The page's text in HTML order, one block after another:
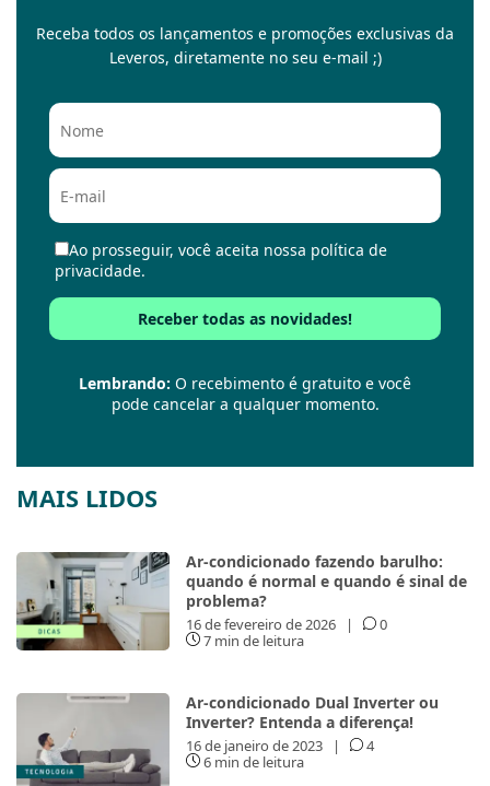
Receba todos os lançamentos e promoções exclusivas da
Leveros, diretamente no seu e-mail ;)
Ao prosseguir, você aceita nossa política de
privacidade.
Lembrando: O recebimento é gratuito e você
pode cancelar a qualquer momento.
MAIS LIDOS
Ar-condicionado fazendo barulho:
quando é normal e quando é sinal de
problema?
16 de fevereiro de 2026 |
0
7 min de leitura
Ar-condicionado Dual Inverter ou
Inverter? Entenda a diferença!
16 de janeiro de 2023 |
4
6 min de leitura